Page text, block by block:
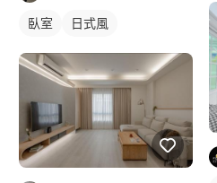
臥室 日式風